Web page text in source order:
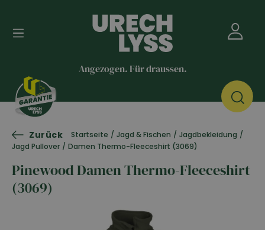
Angezogen. Für draussen.
Zurück Startseite / Jagd & Fischen / Jagdbekleidung /
Jagd Pullover / Damen Thermo-Fleeceshirt (3069)
Pinewood Damen Thermo-Fleeceshirt
(3069)